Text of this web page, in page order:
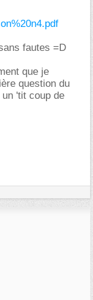
fautes =D
que je
question du
'tit coup de